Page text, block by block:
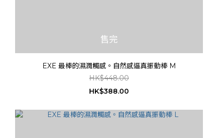
售完
EXE 最棒的濕潤觸感。自然感逼真振動棒 M
HK$448.00
HK$388.00